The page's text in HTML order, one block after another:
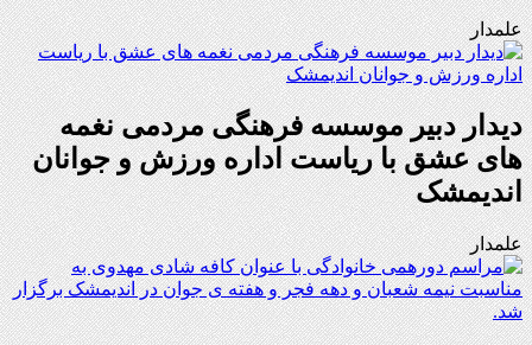
علمدار
دیدار دبیر موسسه فرهنگی مردمی نغمه
های عشق با ریاست اداره ورزش و جوانان
اندیمشک
علمدار